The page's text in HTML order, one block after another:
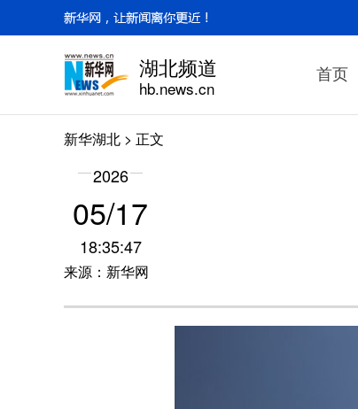
湖北频道
hb.news.cn
首页
新华湖北 > 正文
2026
05/17
18:35:47
来源：新华网